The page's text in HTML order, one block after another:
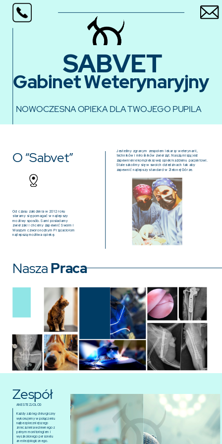
SABVET
Gabinet Weterynaryjny
NOWOCZESNA OPIEKA DLA TWOJEGO PUPILA
O “Sabvet”
Od czasu założenia w 2012 roku
staramy się pomagać w najlepszy
możliwy sposób. Sami posiadamy
zwierzaki i chcemy zapewnić Swoim i
Waszym czworonożnym Przyjaciołom
najlepszą możliwa opiekę.
Jesteśmy zgranym zespołem lekarzy weterynarii,
techników i miłośników zwierząt. Naszą misją jest
zapewnienie kompleksowej opieki każdemu pacjentowi.
Stale szkolimy się w swoich dziedzinach tak aby
zapewnić najlepszy standard w Zielonej Górze.
NaszaPraca
ANESTEZJOLOG
Każdy zabieg chirurgiczny
wykonujemy w połączeniu
najbezpieczniejszego
znieczulenia wziewnego z
pełnym monitoringiem i
wyszkolonego personelu
anestezjologicznego.
Zespół